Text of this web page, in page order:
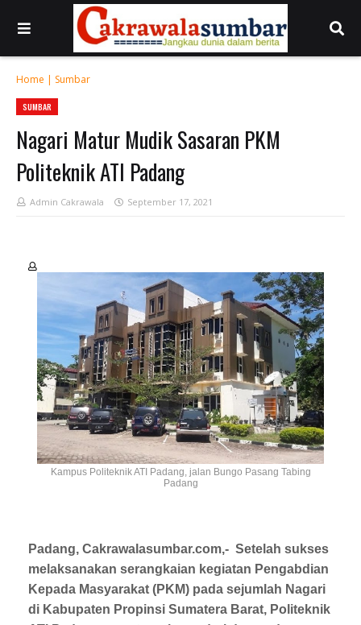
Home | Sumbar
SUMBAR
Nagari Matur Mudik Sasaran PKM
Politeknik ATI Padang
Admin Cakrawala September 17, 2021
Kampus Politeknik ATI Padang, jalan Bungo Pasang Tabing
Padang
Padang, Cakrawalasumbar.com,- Setelah sukses
melaksanakan serangkaian kegiatan Pengabdian
Kepada Masyarakat (PKM) pada sejumlah Nagari
di Kabupaten Propinsi Sumatera Barat, Politeknik